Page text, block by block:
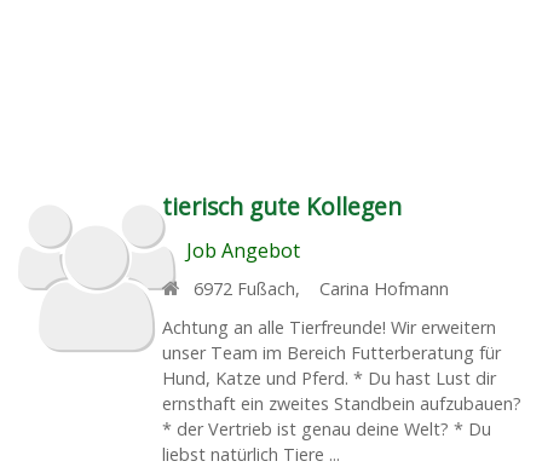
tierisch gute Kollegen
Job Angebot
6972 Fußach,
Carina Hofmann
Achtung an alle Tierfreunde! Wir erweitern
unser Team im Bereich Futterberatung für
Hund, Katze und Pferd. * Du hast Lust dir
ernsthaft ein zweites Standbein aufzubauen?
* der Vertrieb ist genau deine Welt? * Du
liebst natürlich Tiere ...